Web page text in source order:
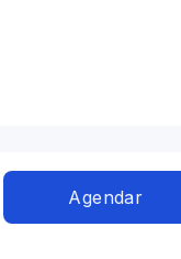
Agendar